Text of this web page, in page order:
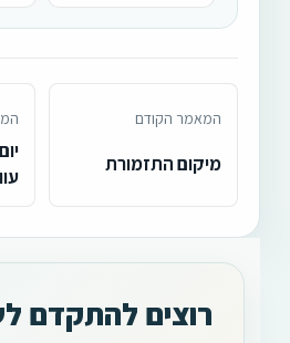
המאמר הקודם
מיקום התזמורת
רוצים להתקדם